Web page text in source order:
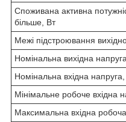
Споживана активна
більше, Вт
Межі підстроювання
Номінальна вихідна
Номінальна вхідна
Мінімальне робоче вхідна
Максимальна вхідна